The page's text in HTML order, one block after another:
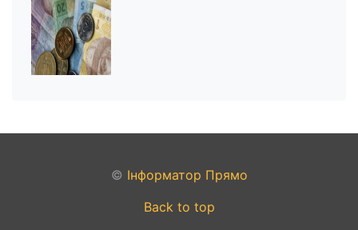
© Інформатор Прямо
Back to top